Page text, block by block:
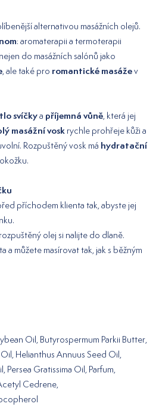
alternativou masážních olejů.
: aromaterapii a termoterapii
do masážních salónů jako
, ale také pro romantické masážev
svíčkya příjemná vůně , která jej
masážní vosk rychle prohřeje kůži a
Rozpuštěný vosk má hydratační
příchodem klienta tak, abyste jej
olej si nalijte do dlaně.
a můžete masírovat tak, jak s běžným
Oil, Butyrospermum Parkii Butter,
Helianthus Annuus Seed Oil,
Gratissima Oil, Parfum,
Cedrene,